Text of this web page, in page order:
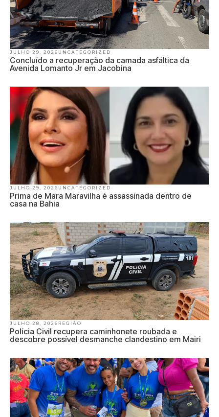
JULHO 29, 2026 UNCATEGORIZED
Concluído a recuperação da camada asfáltica da
Avenida Lomanto Jr em Jacobina
JULHO 29, 2026 UNCATEGORIZED
Prima de Mara Maravilha é assassinada dentro de
casa na Bahia
JULHO 28, 2026 REGIÃO
Polícia Civil recupera caminhonete roubada e
descobre possível desmanche clandestino em Mairi